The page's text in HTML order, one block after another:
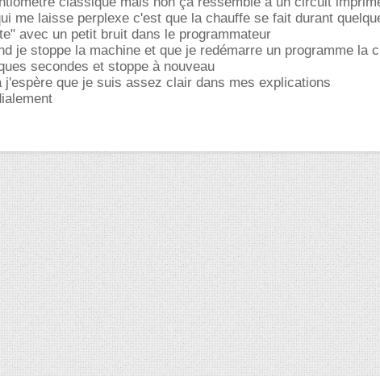
me laisse perplexe c'est que la chauffe se fait durant
avec un petit bruit dans le programmateur
je stoppe la machine et que je redémarre un programme la
secondes et stoppe à nouveau
j'espère que je suis assez clair dans mes explications